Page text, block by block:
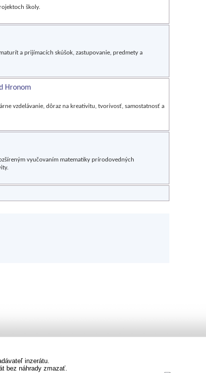
školy.
a prijímacích skúšok, zastupovanie, predmety a
Hronom
vzdelávanie, dôraz na kreativitu, tvorivosť, samostatnosť a
vyučovaním matematiky prírodovedných
inzerátu.
bez náhrady zmazať.